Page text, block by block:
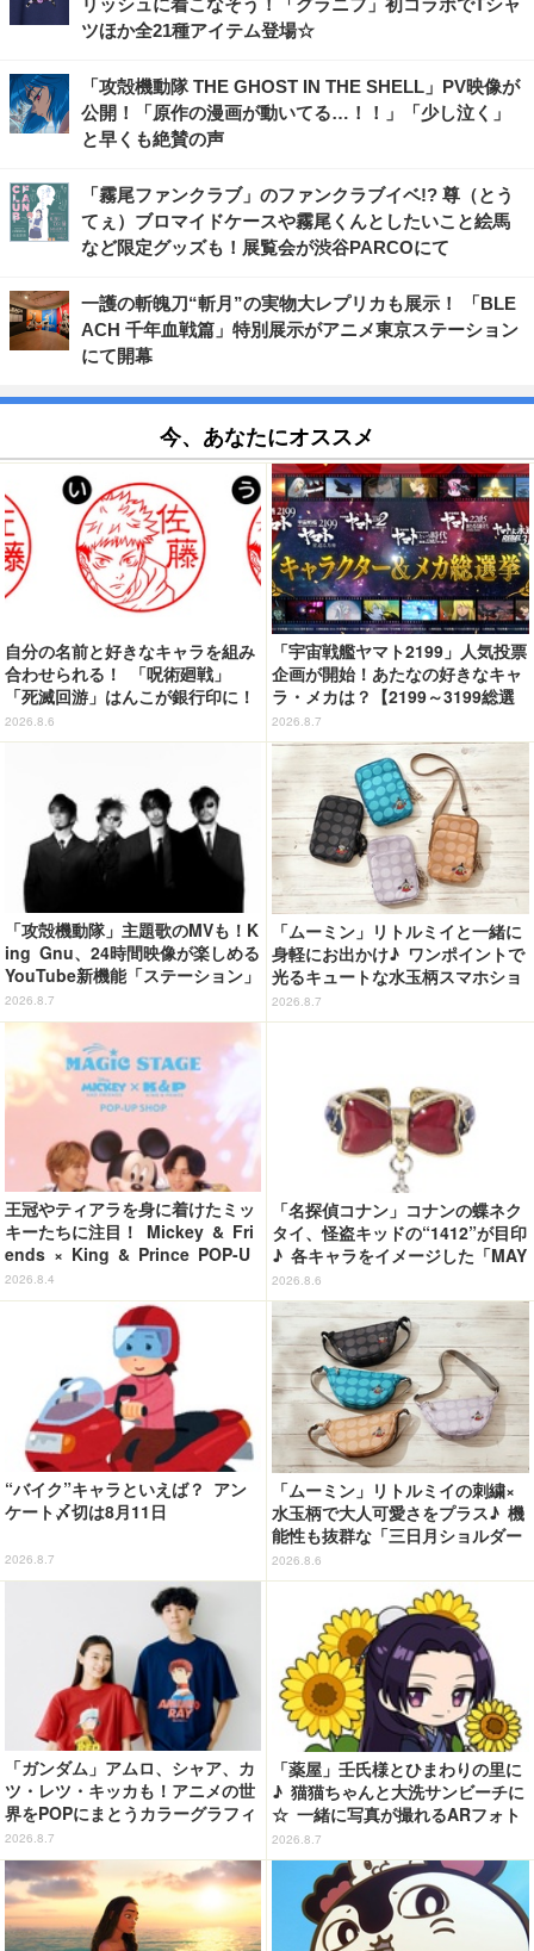
リッシュに着こなそう！「グラニフ」初コラボでTシャ
ツほか全21種アイテム登場☆
「攻殻機動隊 THE GHOST IN THE SHELL」PV映像が
公開！「原作の漫画が動いてる…！！」「少し泣く」
と早くも絶賛の声
「霧尾ファンクラブ」のファンクラブイベ!? 尊（とう
てぇ）ブロマイドケースや霧尾くんとしたいこと絵馬
など限定グッズも！展覧会が渋谷PARCOにて
一護の斬魄刀“斬月”の実物大レプリカも展示！ 「BLE
ACH 千年血戦篇」特別展示がアニメ東京ステーション
にて開幕
今、あなたにオススメ
自分の名前と好きなキャラを組み
合わせられる！ 「呪術廻戦」
「死滅回游」はんこが銀行印に！
虎杖悠仁、乙骨憂太ら16キャラ追
加で全104種
2026.8.6
「宇宙戦艦ヤマト2199」人気投票
企画が開始！あたなの好きなキャ
ラ・メカは？【2199～3199総選
挙】
2026.8.7
「攻殻機動隊」主題歌のMVも！K
ing Gnu、24時間映像が楽しめる
YouTube新機能「ステーション」
ページを公開
2026.8.7
「ムーミン」リトルミイと一緒に
身軽にお出かけ♪ ワンポイントで
光るキュートな水玉柄スマホショ
ルダーが新登場！
2026.8.7
王冠やティアラを身に着けたミッ
キーたちに注目！ Mickey & Fri
ends × King & Prince POP-U
P SHOP「MAGIC STAGE」に新
商品登場
2026.8.4
「名探偵コナン」コナンの蝶ネク
タイ、怪盗キッドの“1412”が目印
♪ 各キャラをイメージした「MAY
LA」リングセットがセール中
2026.8.6
“バイク”キャラといえば？ アン
ケート〆切は8月11日
2026.8.7
「ムーミン」リトルミイの刺繍×
水玉柄で大人可愛さをプラス♪ 機
能性も抜群な「三日月ショルダー
バッグ」が新登場
2026.8.6
「ガンダム」アムロ、シャア、カ
ツ・レツ・キッカも！アニメの世
界をPOPにまとうカラーグラフィ
ックTシャツが新登場
2026.8.7
「薬屋」壬氏様とひまわりの里に
♪ 猫猫ちゃんと大洗サンビーチに
☆ 一緒に写真が撮れるARフォト
スポット企画「猫猫・壬氏と夏巡
り」開催【茨城県】
2026.8.7